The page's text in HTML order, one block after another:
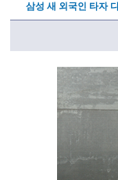
삼성 새 외국인 타자